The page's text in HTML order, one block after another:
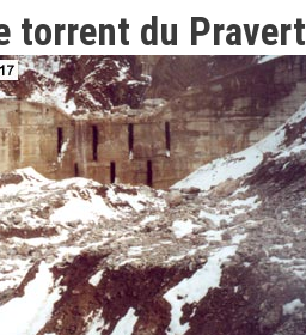
torrent du Pravert